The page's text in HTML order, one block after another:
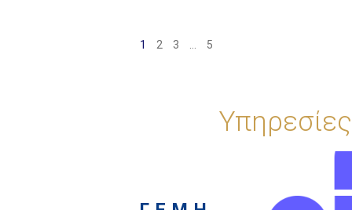
1 2 3 5
Υπηρεσίες